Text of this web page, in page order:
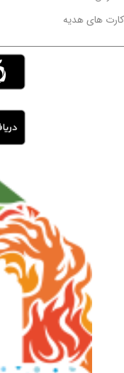
کارت های هدیه